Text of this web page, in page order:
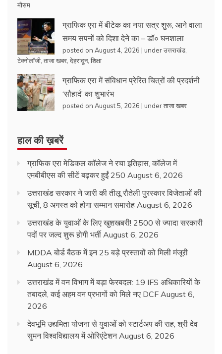
मौसम
ग्राफिक एरा में बीटेक का नया सत्र शुरू, आने वाला
समय सपनों को दिशा देने का – डॉ० घनशाला
posted on August 4, 2026 | underउत्तराखंड
टेक्नोलॉजी ताजा खबर देहरादून, शिक्षा
ग्राफिक एरा में संविधान प्रेरित चित्रों की प्रदर्शनी
‘सौहार्द’ का शुभारंभ
posted on August 5, 2026 | underताजा खबर
हाल की ख़बरें
ग्राफिक एरा मेडिकल कॉलेज ने रचा इतिहास, कॉलेज में
एमबीबीएस की सीटें बढ़कर हुईं 250 August 6, 2026
उत्तराखंड सरकार ने जारी की तीलू रौतेली पुरस्कार विजेताओं की
सूची, 8 अगस्त को होगा सम्मान समारोह August 6, 2026
उत्तराखंड के युवाओं के लिए खुशखबरी! 2500 से ज्यादा सरकारी
पदों पर जल्द शुरू होगी भर्ती August 6, 2026
MDDA बोर्ड बैठक में इन 25 बड़े प्रस्तावों को मिली मंजूरी
August 6, 2026
उत्तराखंड में वन विभाग में बड़ा फेरबदल: 19 IFS अधिकारियों के
तबादले, कई अहम वन प्रभागों को मिले नए DCF August 6,
2026
देवभूमि उद्यमिता योजना से युवाओं को स्टार्टअप की राह, श्री देव
सुमन विश्वविद्यालय में ओरिएंटेशन August 6, 2026